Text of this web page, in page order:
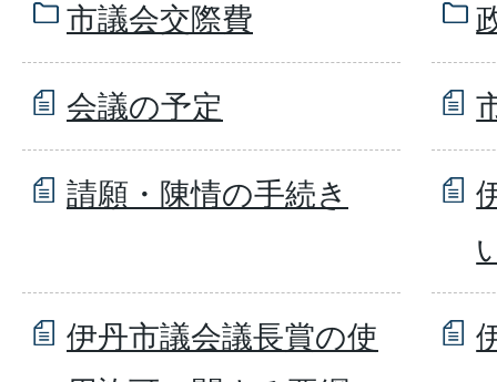
市議会交際費
会議の予定
請願・陳情の手続き
伊丹市議会議長賞の使